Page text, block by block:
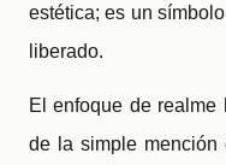
estética; es un
liberado.
El enfoque de realme
de la simple mención